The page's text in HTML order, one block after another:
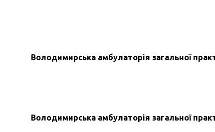
Володимирська амбулаторія загальної
Володимирська амбулаторія загальної